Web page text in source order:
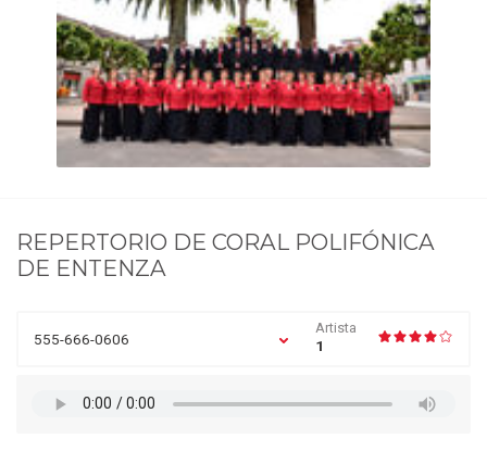
REPERTORIO DE CORAL POLIFÓNICA
DE ENTENZA
555-666-0606
Artista
1